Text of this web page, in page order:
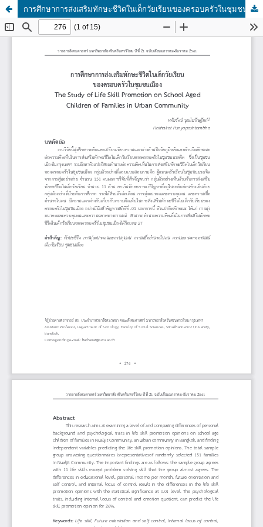
การศึกษาการส่งเสริมทักษะชีวิตในเด็กวัยเรียนของครอบครัวในชุมชนเมือง